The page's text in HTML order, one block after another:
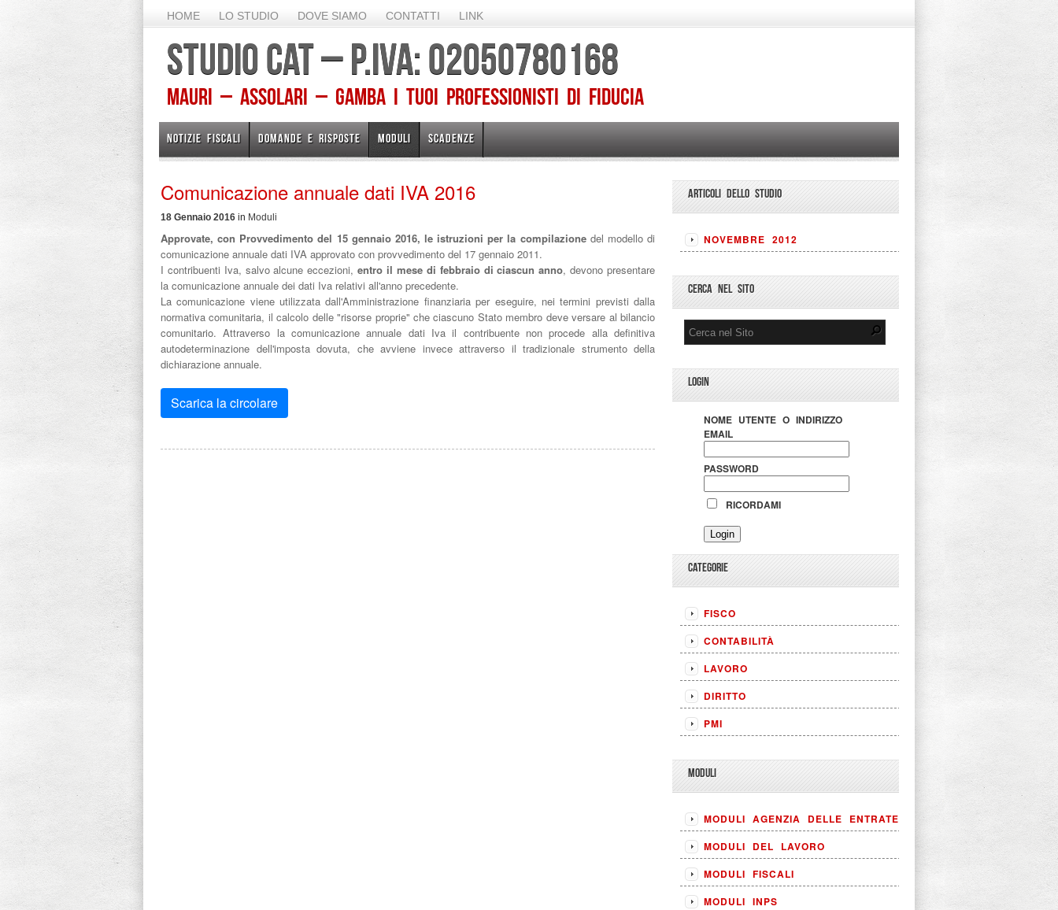
HOME LO STUDIO DOVE SIAMO CONTATTI LINK
STUDIO CAT – P.IVA: 02050780168
Mauri – Assolari – Gamba I TUOI PROFESSIONISTI DI FIDUCIA
NOTIZIE FISCALI DOMANDE E RISPOSTE MODULI SCADENZE
Comunicazione annuale dati IVA 2016
18 Gennaio 2016 in Moduli
Approvate, con Provvedimento del 15 gennaio 2016, le istruzioni per la compilazione del modello di
comunicazione annuale dati IVA approvato con provvedimento del 17 gennaio 2011.
I contribuenti Iva, salvo alcune eccezioni,entro il mese di febbraio di ciascun anno, devono presentare
la comunicazione annuale dei dati Iva relativi all'anno precedente.
La comunicazione viene utilizzata dall'Amministrazione finanziaria per eseguire, nei termini previsti dalla
normativa comunitaria, il calcolo delle "risorse proprie" che ciascuno Stato membro deve versare al bilancio
comunitario. Attraverso la comunicazione annuale dati Iva il contribuente non procede alla definitiva
autodeterminazione dell'imposta dovuta, che avviene invece attraverso il tradizionale strumento della
dichiarazione annuale.
Scarica la circolare
ARTICOLI DELLO STUDIO
NOVEMBRE 2012
CERCA NEL SITO
LOGIN
NOME UTENTE O INDIRIZZO
EMAIL
PASSWORD
RICORDAMI
CATEGORIE
FISCO
CONTABILITÀ
LAVORO
DIRITTO
PMI
MODULI
MODULI AGENZIA DELLE ENTRATE
MODULI DEL LAVORO
MODULI FISCALI
MODULI INPS